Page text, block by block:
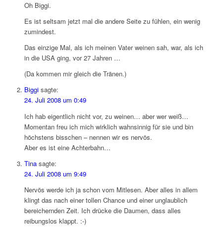
Oh Biggi.
Es ist seltsam jetzt mal die andere Seite zu fühlen, ein wenig
zumindest.
Das einzige Mal, als ich meinen Vater weinen sah, war, als ich
in die USA ging, vor 27 Jahren …
(Da kommen mir gleich die Tränen.)
Biggi sagte:
24. Juli 2008 um 0:49
Ich hab eigentlich nicht vor, zu weinen… aber wer weiß…
Momentan freu ich mich wirklich wahnsinnig für sie und bin
höchstens bisschen – nennen wir es nervös.
Aber es ist eine Achterbahn…
Tina sagte:
24. Juli 2008 um 9:49
Nervös werde ich ja schon vom Mitlesen. Aber alles in allem
klingt das nach einer tollen Chance und einer unglaublich
bereichernden Zeit. Ich drücke die Daumen, dass alles
reibungslos klappt. :-)